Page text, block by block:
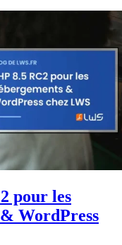
pour les
WordPress